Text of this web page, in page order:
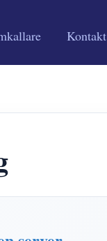
Kontakt